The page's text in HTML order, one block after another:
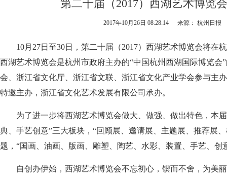
第二十届（2017）西湖艺术博览
2017年10月26日 08:28:14 来源： 杭州日报
10月27日至30日，第二十届（2017）西湖艺术博览会将在
西湖艺术博览会是杭州市政府主办的“中国杭州西湖国际博览会
会、浙江省文化厅、浙江省文联、浙江省文化产业学会参与主
特邀主办，浙江省文化艺术发展有限公司承办。
为了进一步将西湖艺术博览会做大、做强、做出特色，本届
典、手艺创意”三大板块，“回顾展、邀请展、主题展、推荐展
题，“国画、油画、版画、雕塑、陶艺、水彩、装置、手艺、创
自创办伊始，西湖艺术博览会不忘初心，锲而不舍，为美丽